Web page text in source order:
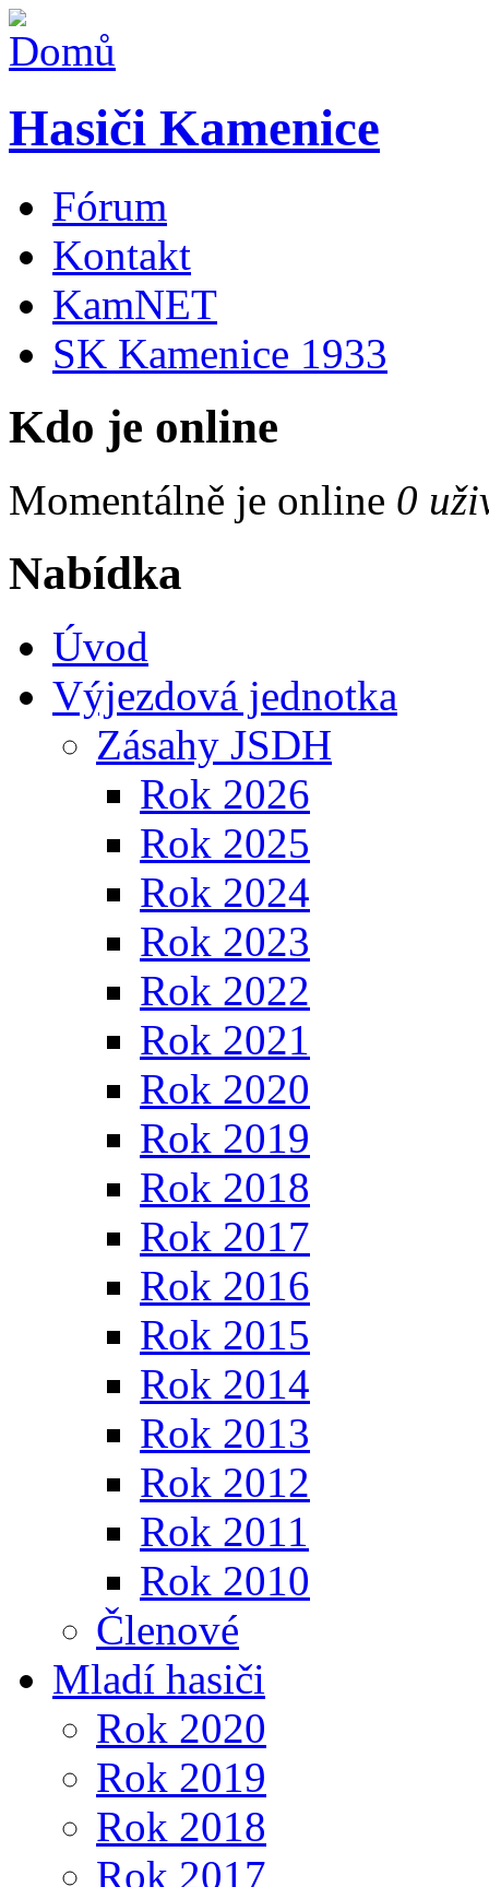
Hasiči Kamenice
Fórum
Kontakt
KamNET
SK Kamenice 1933
Kdo je online
Momentálně je online 0
Nabídka
Úvod
Výjezdová jednotka
Zásahy JSDH
Rok 2026
Rok 2025
Rok 2024
Rok 2023
Rok 2022
Rok 2021
Rok 2020
Rok 2019
Rok 2018
Rok 2017
Rok 2016
Rok 2015
Rok 2014
Rok 2013
Rok 2012
Rok 2011
Rok 2010
Členové
Mladí hasiči
Rok 2020
Rok 2019
Rok 2018
Rok 2017